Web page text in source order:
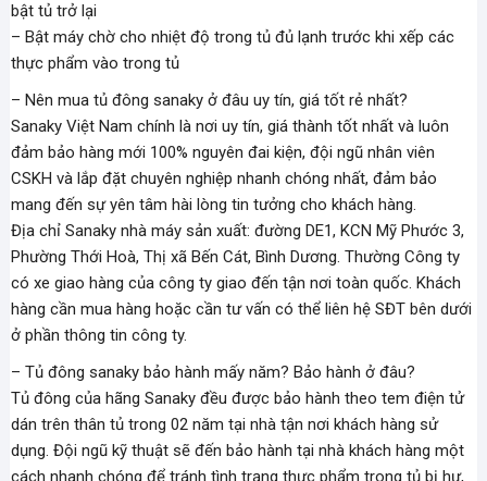
bật tủ trở lại
– Bật máy chờ cho nhiệt độ trong tủ đủ lạnh trước khi xếp các
thực phẩm vào trong tủ
– Nên mua tủ đông sanaky ở đâu uy tín, giá tốt rẻ nhất?
Sanaky Việt Nam chính là nơi uy tín, giá thành tốt nhất và luôn
đảm bảo hàng mới 100% nguyên đai kiện, đội ngũ nhân viên
CSKH và lắp đặt chuyên nghiệp nhanh chóng nhất, đảm bảo
mang đến sự yên tâm hài lòng tin tưởng cho khách hàng.
Địa chỉ Sanaky nhà máy sản xuất: đường DE1, KCN Mỹ Phước 3,
Phường Thới Hoà, Thị xã Bến Cát, Bình Dương. Thường Công ty
có xe giao hàng của công ty giao đến tận nơi toàn quốc. Khách
hàng cần mua hàng hoặc cần tư vấn có thể liên hệ SĐT bên dưới
ở phần thông tin công ty.
– Tủ đông sanaky bảo hành mấy năm? Bảo hành ở đâu?
Tủ đông của hãng Sanaky đều được bảo hành theo tem điện tử
dán trên thân tủ trong 02 năm tại nhà tận nơi khách hàng sử
dụng. Đội ngũ kỹ thuật sẽ đến bảo hành tại nhà khách hàng một
cách nhanh chóng để tránh tình trạng thực phẩm trong tủ bị hư,